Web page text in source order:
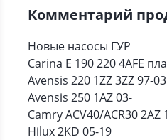
Комментарий
Новые насосы ГУР
Carina E 190 220 4AFE
Avensis 220 1ZZ 3ZZ 97-
Avensis 250 1AZ 03-
Camry ACV40/ACR30 2AZ
Hilux 2KD 05-19